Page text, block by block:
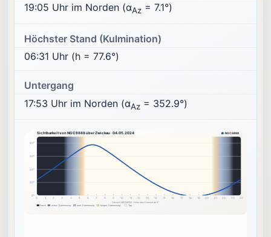
19:05 Uhr im Norden (αAz = 7.1°)
Höchster Stand (Kulmination)
06:31 Uhr (h = 77.6°)
Untergang
17:53 Uhr im Norden (αAz = 352.9°)
0°
20°
40°
60°
80°
0 1 2 3 4 7 10 11 12 13 14 15 16 17 18 19 20 21 22 23 24
Sichtbarkeit von NGC6888 über Zwickau · 04.05.2024 NGC6888
Nacht astron. Dämmerung naut. Dämmerung bürgerl. Dämmerung Tag
Ortszeit (MEZ/MESZ) · Höhe über Horizont ab 0°